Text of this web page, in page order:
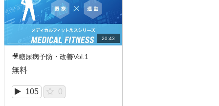
20:43
🎥糖尿病予防・改善Vol.1
無料
105 0